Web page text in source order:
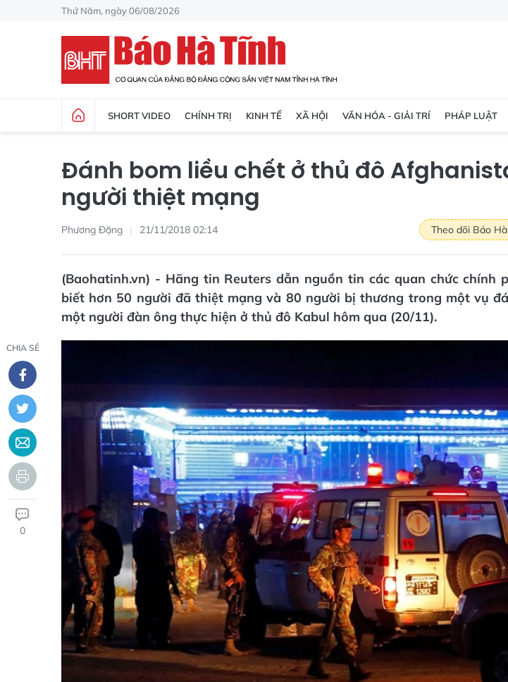
Thứ Năm, ngày 06/08/2026
SHORT VIDEO CHÍNH TRỊ KINH TẾ XÃ HỘI VĂN HÓA - GIẢI TRÍ PHÁP LUẬT
Đánh bom liều chết ở thủ đô
người thiệt mạng
Phương Đặng 21/11/2018 02:14 Theo dõi Báo
(Baohatinh.vn) - Hãng tin Reuters dẫn nguồn tin các quan chức chính
biết hơn 50 người đã thiệt mạng và 80 người bị thương trong một vụ
một người đàn ông thực hiện ở thủ đô Kabul hôm qua (20/11).
CHIA SẺ
0